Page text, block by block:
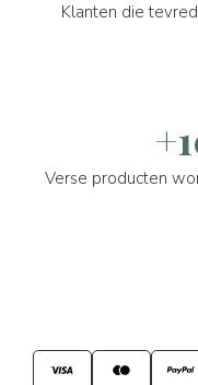
Klanten die
Verse producten